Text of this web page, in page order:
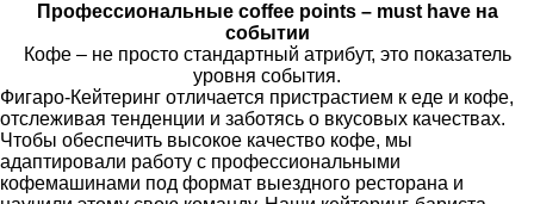
Профессиональные coffee points – must have на
событии
Кофе – не просто стандартный атрибут, это показатель
уровня события.
Фигаро-Кейтеринг отличается пристрастием к еде и кофе,
отслеживая тенденции и заботясь о вкусовых качествах.
Чтобы обеспечить высокое качество кофе, мы
адаптировали работу с профессиональными
кофемашинами под формат выездного ресторана и